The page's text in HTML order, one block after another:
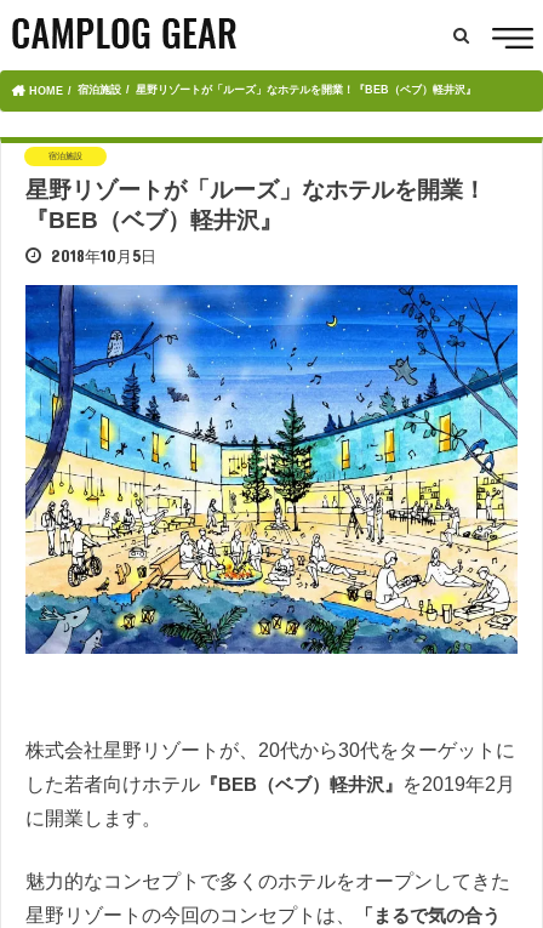
HOME 宿泊施設 星野リゾートが「ルーズ」なホテルを開業！『BEB（ベブ）軽井沢』
宿泊施設
星野リゾートが「ルーズ」なホテルを開業！
『BEB（ベブ）軽井沢』
2018年10月5日
株式会社星野リゾートが、20代から30代をターゲットに
した若者向けホテル 『BEB（ベブ）軽井沢』 を2019年2月
に開業します。
魅力的なコンセプトで多くのホテルをオープンしてきた
星野リゾートの今回のコンセプトは、
「まるで気の合う